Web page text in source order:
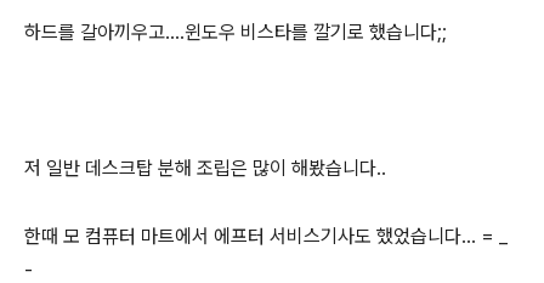
하드를 갈아끼우고....윈도우 비스타를 깔기로 했습니다;;
저 일반 데스크탑 분해 조립은 많이 해봤습니다..
한때 모 컴퓨터 마트에서 에프터 서비스기사도 했었습니다... = _
-